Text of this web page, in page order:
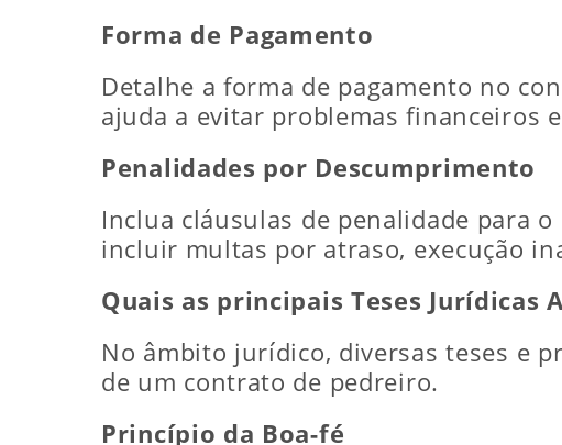
Forma de Pagamento
Detalhe a forma de pagamento no
ajuda a evitar problemas financeiros
Penalidades por Descumprimento
Inclua cláusulas de penalidade para
incluir multas por atraso, execução
Quais as principais Teses
No âmbito jurídico, diversas teses e
de um contrato de pedreiro.
Princípio da Boa-fé